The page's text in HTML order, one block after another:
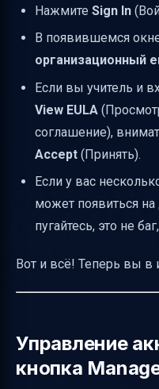
Minecraft
Заключение —
управляйте
Полезные
Нажмите Sign In
В появившемся
организационный
Если вы учитель и
View EULA
соглашение),
Accept (Принять).
Если у вас
может появиться
пугайтесь, это не
Вот и всё! Теперь вы в
Управление
кнопка